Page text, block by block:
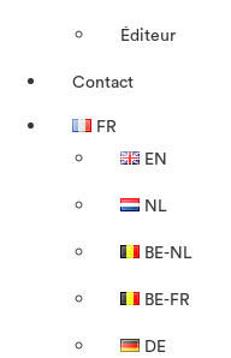
Éditeur
Contact
FR
EN
NL
BE-NL
BE-FR
DE